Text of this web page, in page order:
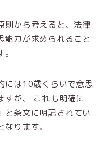
則から考えると、法律
能力が求められること
には10歳くらいで意思
すが、 これも明確に
と条文に明記されてい
ります。